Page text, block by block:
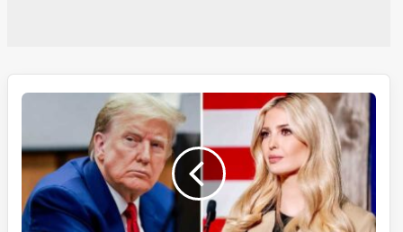
ڈونالڈ
ٹرمپ
کو
ملنے
والی
سزا
پر